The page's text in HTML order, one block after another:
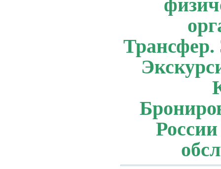
Трансфер.